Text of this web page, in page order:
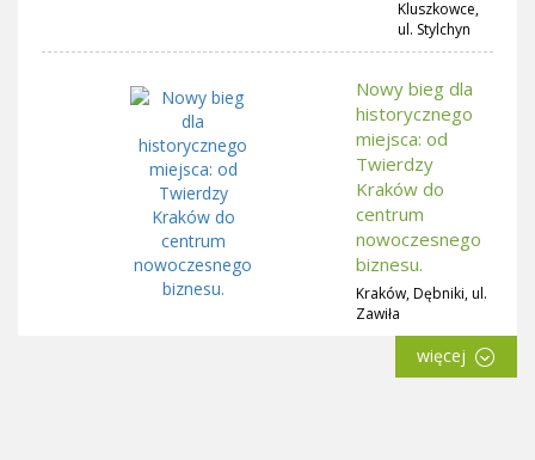
Kluszkowce,
ul. Stylchyn
Nowy bieg dla
historycznego
miejsca: od
Twierdzy
Kraków do
centrum
nowoczesnego
biznesu.
Kraków, Dębniki, ul.
Zawiła
więcej